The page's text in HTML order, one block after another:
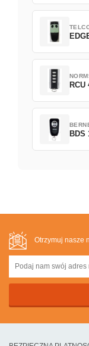
RCU
BDS
Otrzymuj nasze